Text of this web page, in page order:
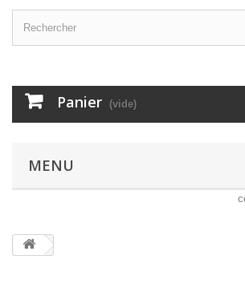
Panier (vide)
MENU